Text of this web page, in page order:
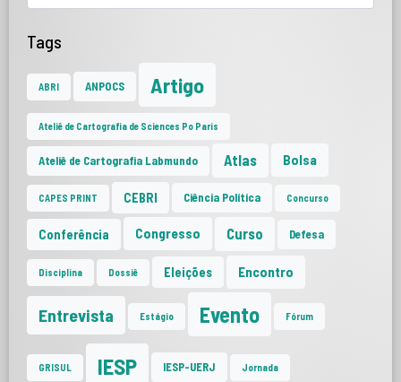
Tags
ABRI ANPOCS Artigo
Ateliê de Cartografia de Sciences Po Paris
Ateliê de Cartografia Labmundo Atlas Bolsa
CAPES PRINT CEBRI Ciência Política Concurso
Conferência Congresso Curso Defesa
Disciplina Dossiê Eleições Encontro
Entrevista Estágio Evento Fórum
GRISUL IESP IESP-UERJ Jornada